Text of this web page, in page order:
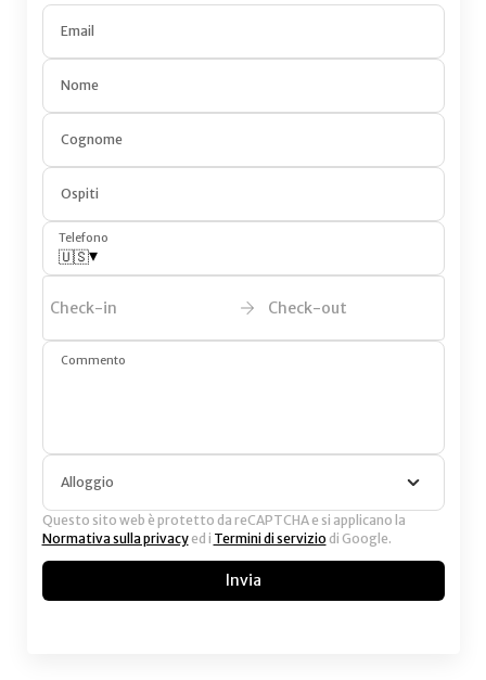
Email
Nome
Cognome
Ospiti
Telefono
🇺🇸▾
Check-in Check-out
Commento
Alloggio
Questo sito web è protetto da reCAPTCHA e si applicano la
Normativa sulla privacyed i Termini di servizio di Google.
Invia